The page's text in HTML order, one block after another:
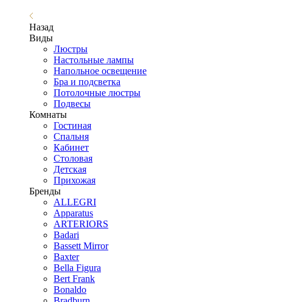
Назад
Виды
Люстры
Настольные лампы
Напольное освещение
Бра и подсветка
Потолочные люстры
Подвесы
Комнаты
Гостиная
Спальня
Кабинет
Столовая
Детская
Прихожая
Бренды
ALLEGRI
Apparatus
ARTERIORS
Badari
Bassett Mirror
Baxter
Bella Figura
Bert Frank
Bonaldo